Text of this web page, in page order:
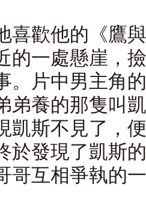
喜歡他的《鷹
的一處懸崖，
。片中男主角
弟養的那隻叫
凱斯不見了，
於發現了凱斯
哥互相爭執的